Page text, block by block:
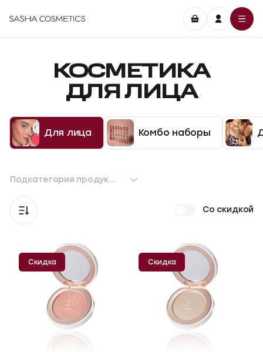
КОСМЕТИКА
ДЛЯ ЛИЦА
Для лица Комбо наборы
Подкатегория продукта
Со скидкой
Скидка Скидка